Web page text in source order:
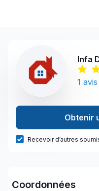
Infa
1
Obtenir
Recevoir d’autres
Coordonnées